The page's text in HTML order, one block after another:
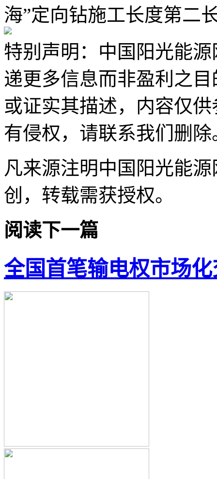
海”定向钻施工长度第二
特别声明：中国阳光能
递更多信息而非盈利之
或证实其描述，内容仅
有侵权，请联系我们删除
凡来源注明中国阳光能
创，转载需获授权。
阅读下一篇
全国首笔输电权市场